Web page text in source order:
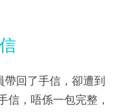
回了手信，卻遭到
信，唔係一包完整，